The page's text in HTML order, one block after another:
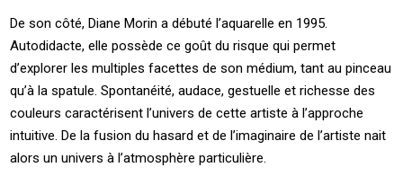
De son côté, Diane Morin a débuté l’aquarelle en 1995.
Autodidacte, elle possède ce goût du risque qui permet
d’explorer les multiples facettes de son médium, tant au pinceau
qu’à la spatule. Spontanéité, audace, gestuelle et richesse des
couleurs caractérisent l’univers de cette artiste à l’approche
intuitive. De la fusion du hasard et de l’imaginaire de l’artiste nait
alors un univers à l’atmosphère particulière.